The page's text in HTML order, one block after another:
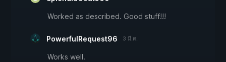
Worked as described. Good stuff!!!
PowerfulRequest96 3 มี.ค.
Works well.